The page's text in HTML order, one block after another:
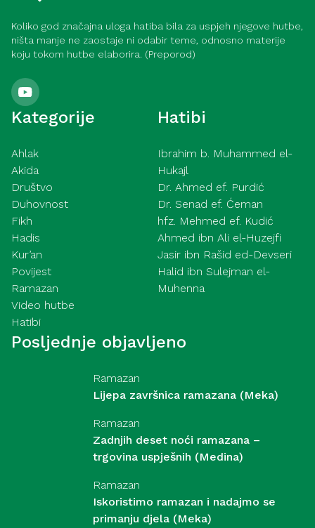
Koliko god značajna uloga hatiba bila za uspjeh njegove hutbe,
ništa manje ne zaostaje ni odabir teme, odnosno materije
koju tokom hutbe elaborira. (Preporod)
Kategorije
Ahlak
Akida
Društvo
Duhovnost
Fikh
Hadis
Kur’an
Povijest
Ramazan
Video hutbe
Hatibi
Hatibi
Ibrahim b. Muhammed el-
Hukajl
Dr. Ahmed ef. Purdić
Dr. Senad ef. Ćeman
hfz. Mehmed ef. Kudić
Ahmed ibn Ali el-Huzejfi
Jasir ibn Rašid ed-Devseri
Halid ibn Sulejman el-
Muhenna
Posljednje objavljeno
Ramazan
Lijepa završnica ramazana (Meka)
Ramazan
Zadnjih deset noći ramazana –
trgovina uspješnih (Medina)
Ramazan
Iskoristimo ramazan i nadajmo se
primanju djela (Meka)